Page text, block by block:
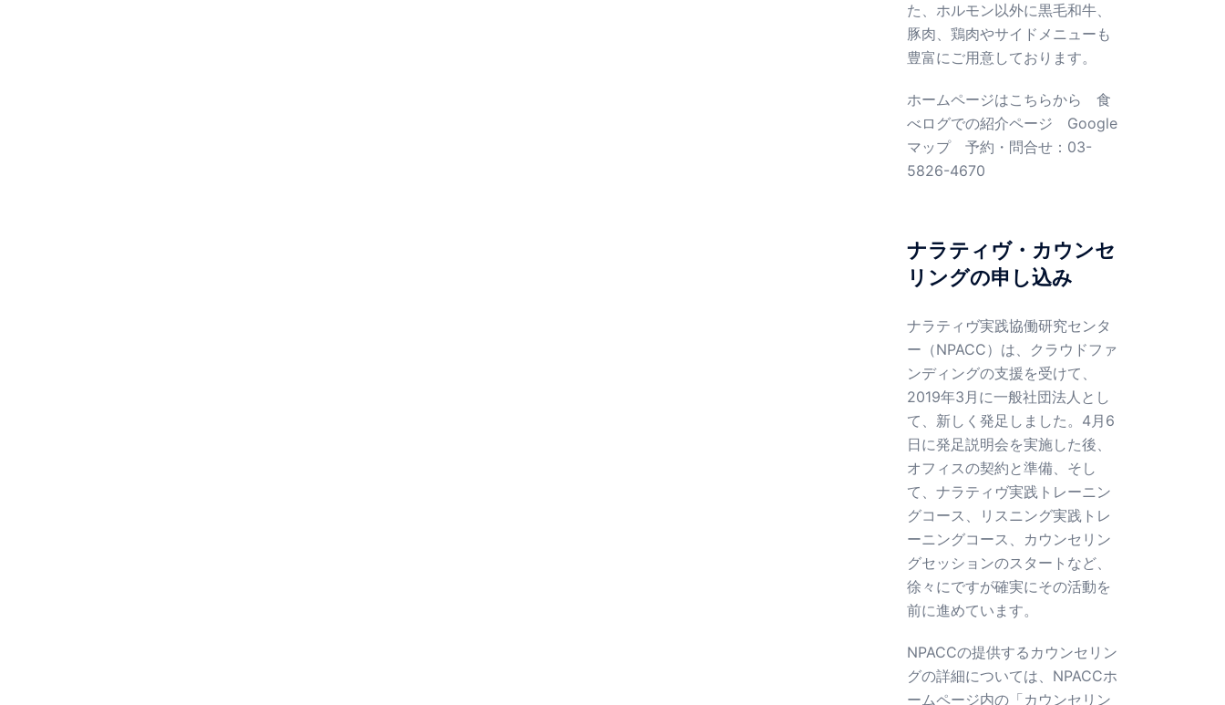
た、ホルモン以外に黒毛和牛、
豚肉、鶏肉やサイドメニューも
豊富にご用意しております。
ホームページはこちらから
食
べログでの紹介ページ
Google
マップ予約・問合せ：03-
5826-4670
ナラティヴ・カウンセ
リングの申し込み
ナラティヴ実践協働研究センタ
ー（NPACC）は、クラウドファ
ンディングの支援を受けて、
2019年3月に一般社団法人とし
て、新しく発足しました。4月6
日に発足説明会を実施した後、
オフィスの契約と準備、そし
て、ナラティヴ実践トレーニン
グコース、リスニング実践トレ
ーニングコース、カウンセリン
グセッションのスタートなど、
徐々にですが確実にその活動を
前に進めています。
NPACCの提供するカウンセリン
グの詳細については、NPACCホ
ームページ内の「カウンセリン